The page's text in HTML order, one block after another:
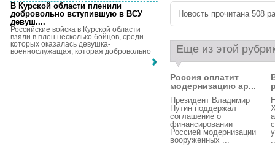
Новость прочитана 508
Еще из этой
Россия оплатит
модернизацию ар...
Президент Владимир
Путин поддержал
соглашение о
финансировании
Россией модернизации
вооруженных ...
В Курской области пленили
добровольно вступившую в ВСУ
девуш....
Российские войска в Курской области
взяли в плен несколько бойцов, среди
которых оказалась девушка-
военнослужащая, которая добровольно
...